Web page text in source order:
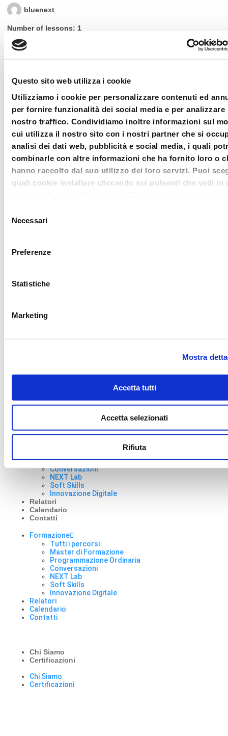
Questo sito web utilizza i cookie
Utilizziamo i cookie per personalizzare contenuti ed
per fornire funzionalità dei social media e per analizzare
nostro traffico. Condividiamo inoltre informazioni sul
cui utilizza il nostro sito con i nostri partner che si
analisi dei dati web, pubblicità e social media, i quali
combinarle con altre informazioni che ha fornito loro o
hanno raccolto dal suo utilizzo dei loro servizi. Puoi
quali cookie installare cliccando sui pulsanti che vedi in
che hai deciso di voler installare. Clicca su rifiuta o
merito ai cookie presenti su questo sito.
delNecessari
Preferenze
Statistiche
Marketing
Mostra
Accetta tutti
Accetta selezionati
Rifiuta
bluenext
Number of lessons: 1
23 settembre 1845, n° 95,
Consenso Cookie-
Informativa Clienti
Accedi
Formazione
Master di Formazione
Programmazione Ordinaria
Conversazioni
NEXT Lab
Soft Skills
Innovazione Digitale
Relatori
Calendario
Contatti
Formazione
Tutti i percorsi
Master di Formazione
Programmazione Ordinaria
Conversazioni
NEXT Lab
Soft Skills
Innovazione Digitale
Relatori
Calendario
Contatti
Chi Siamo
Certificazioni
Chi Siamo
Certificazioni